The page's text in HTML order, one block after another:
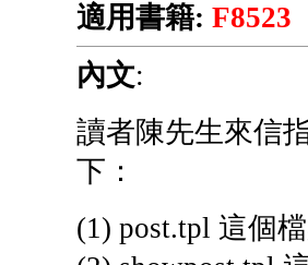
適用書籍: F8523
內文:
讀者陳先生來信
下：
(1) post.tpl 這個